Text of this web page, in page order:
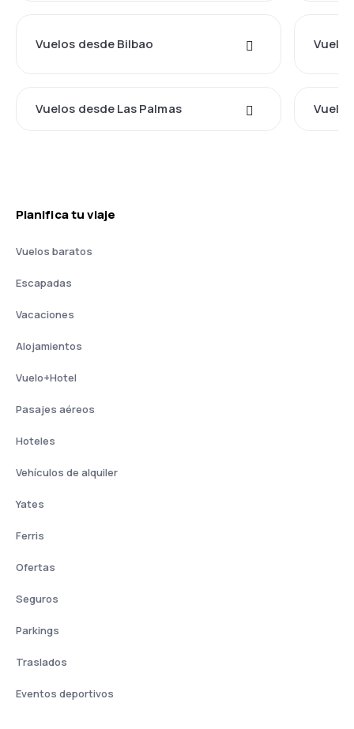
Vuelos desde Bilbao
Vuelos desde Las Palmas
Planifica tu viaje
Vuelos baratos
Escapadas
Vacaciones
Alojamientos
Vuelo+Hotel
Pasajes aéreos
Hoteles
Vehículos de alquiler
Yates
Ferris
Ofertas
Seguros
Parkings
Traslados
Eventos deportivos